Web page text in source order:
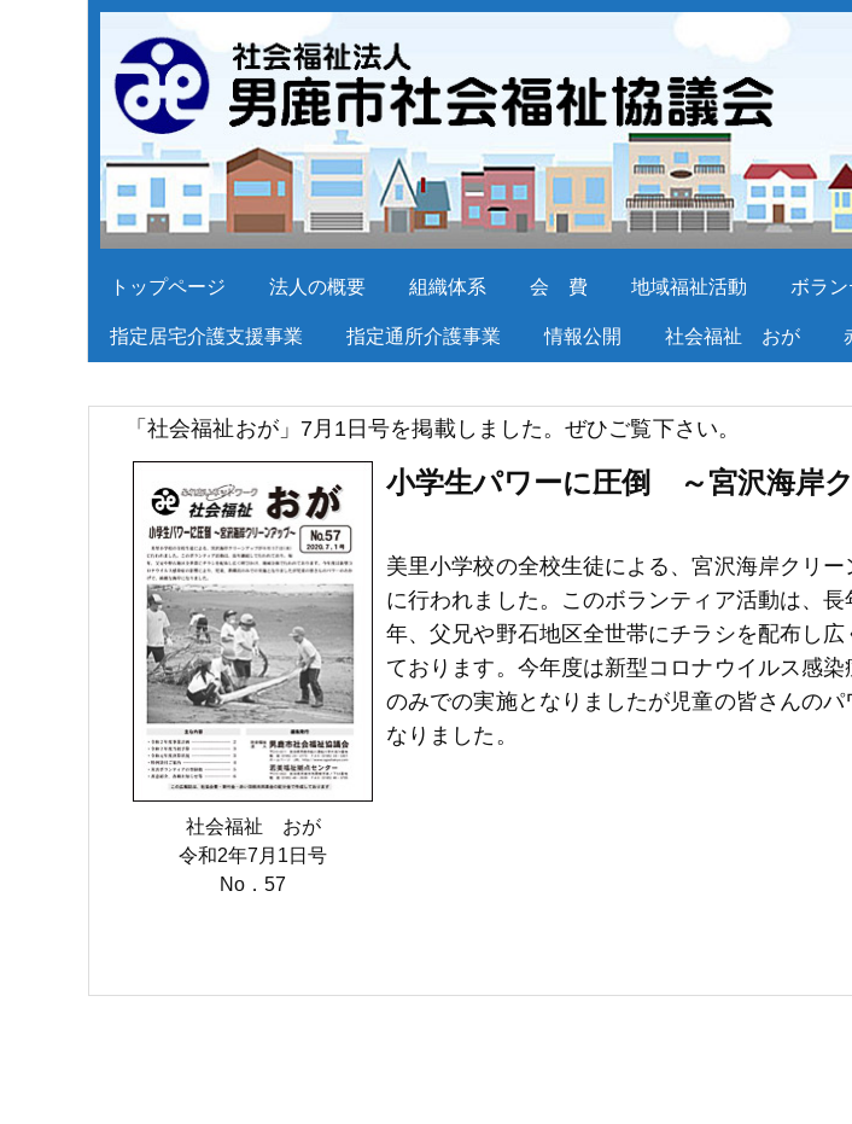
トップページ 法人の概要 組織体系 会 費 地域福祉活動 ボラ
指定居宅介護支援事業 指定通所介護事業 情報公開 社会福祉 おが
「社会福祉おが」7月1日号を掲載しました。ぜひご覧下さい。
社会福祉 おが
令和2年7月1日号
No．57
小学生パワーに圧倒 ～宮沢海岸
美里小学校の全校生徒による、宮沢海岸クリ
に行われました。このボランティア活動は、
年、父兄や野石地区全世帯にチラシを配布し
ております。今年度は新型コロナウイルス感
のみでの実施となりましたが児童の皆さんの
なりました。